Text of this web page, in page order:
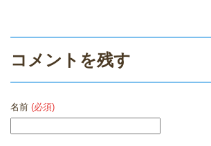
コメントを残す
名前 (必須)